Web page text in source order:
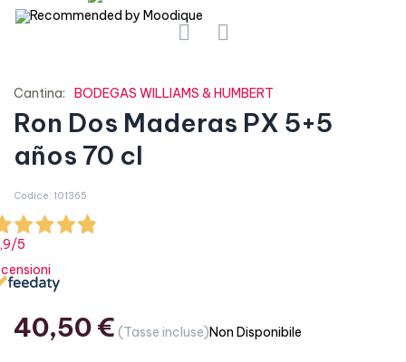
Cantina: BODEGAS WILLIAMS & HUMBERT
Ron Dos Maderas PX 5+5
años 70 cl
Codice: 101365
/5
40,50 € (Tasse incluse)Non Disponibile